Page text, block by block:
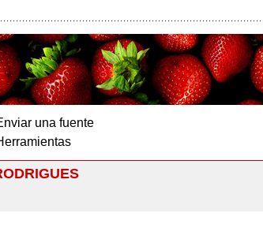
una fuente